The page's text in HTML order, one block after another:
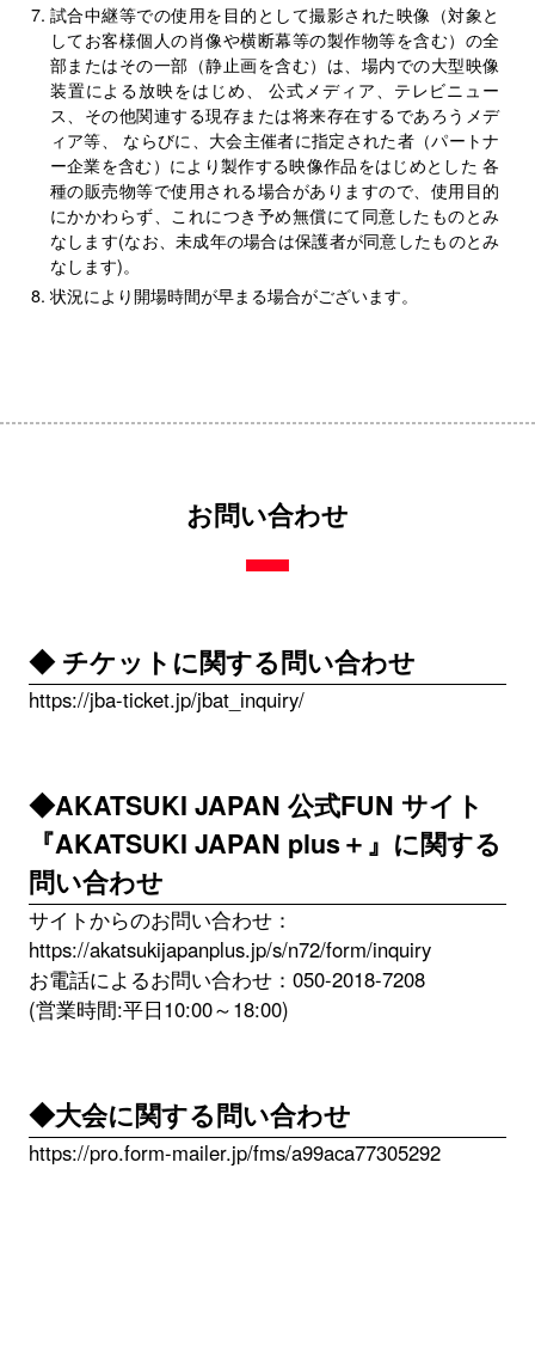
試合中継等での使用を目的として撮影された映像（対象と
してお客様個人の肖像や横断幕等の製作物等を含む）の全
部またはその一部（静止画を含む）は、場内での大型映像
装置による放映をはじめ、 公式メディア、テレビニュー
ス、その他関連する現存または将来存在するであろうメデ
ィア等、 ならびに、大会主催者に指定された者（パートナ
ー企業を含む）により製作する映像作品をはじめとした 各
種の販売物等で使用される場合がありますので、使用目的
にかかわらず、これにつき予め無償にて同意したものとみ
なします(なお、未成年の場合は保護者が同意したものとみ
なします)。
状況により開場時間が早まる場合がございます。
お問い合わせ
◆ チケットに関する問い合わせ
https://jba-ticket.jp/jbat_inquiry/
◆AKATSUKI JAPAN 公式FUN サイト
『AKATSUKI JAPAN plus＋』に関する
問い合わせ
サイトからのお問い合わせ：
https://akatsukijapanplus.jp/s/n72/form/inquiry
お電話によるお問い合わせ：050-2018-7208
(営業時間:平日10:00～18:00)
◆大会に関する問い合わせ
https://pro.form-mailer.jp/fms/a99aca77305292